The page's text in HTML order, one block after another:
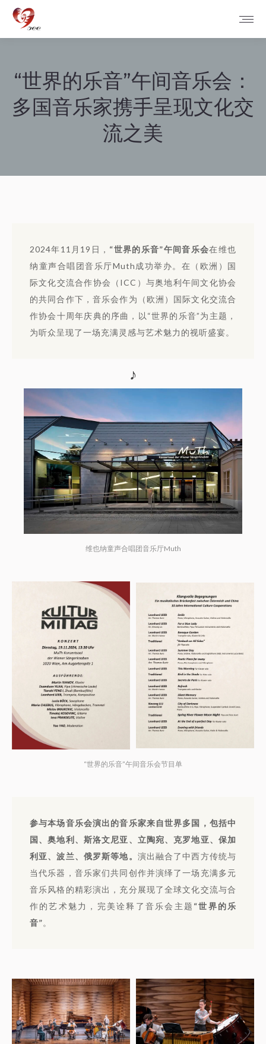
“世界的乐音”午间音乐会：
多国音乐家携手呈现文化交
流之美
2024年11月19日， “世界的乐音”午间音乐会在维也
纳童声合唱团音乐厅Muth成功举办。在（欧洲）国
际文化交流合作协会（ICC）与奥地利午间文化协会
的共同合作下，音乐会作为（欧洲）国际文化交流合
作协会十周年庆典的序曲，以“世界的乐音”为主题，
为听众呈现了一场充满灵感与艺术魅力的视听盛宴。
♪
维也纳童声合唱团音乐厅Muth
“世界的乐音”午间音乐会节目单
参与本场音乐会演出的音乐家来自世界多国，包括中
国、奥地利、斯洛文尼亚、立陶宛、克罗地亚、保加
利亚、波兰、俄罗斯等地。 演出融合了中西方传统与
当代乐器，音乐家们共同创作并演绎了一场充满多元
音乐风格的精彩演出，充分展现了全球文化交流与合
作的艺术魅力，完美诠释了音乐会主题 “世界的乐
音”。